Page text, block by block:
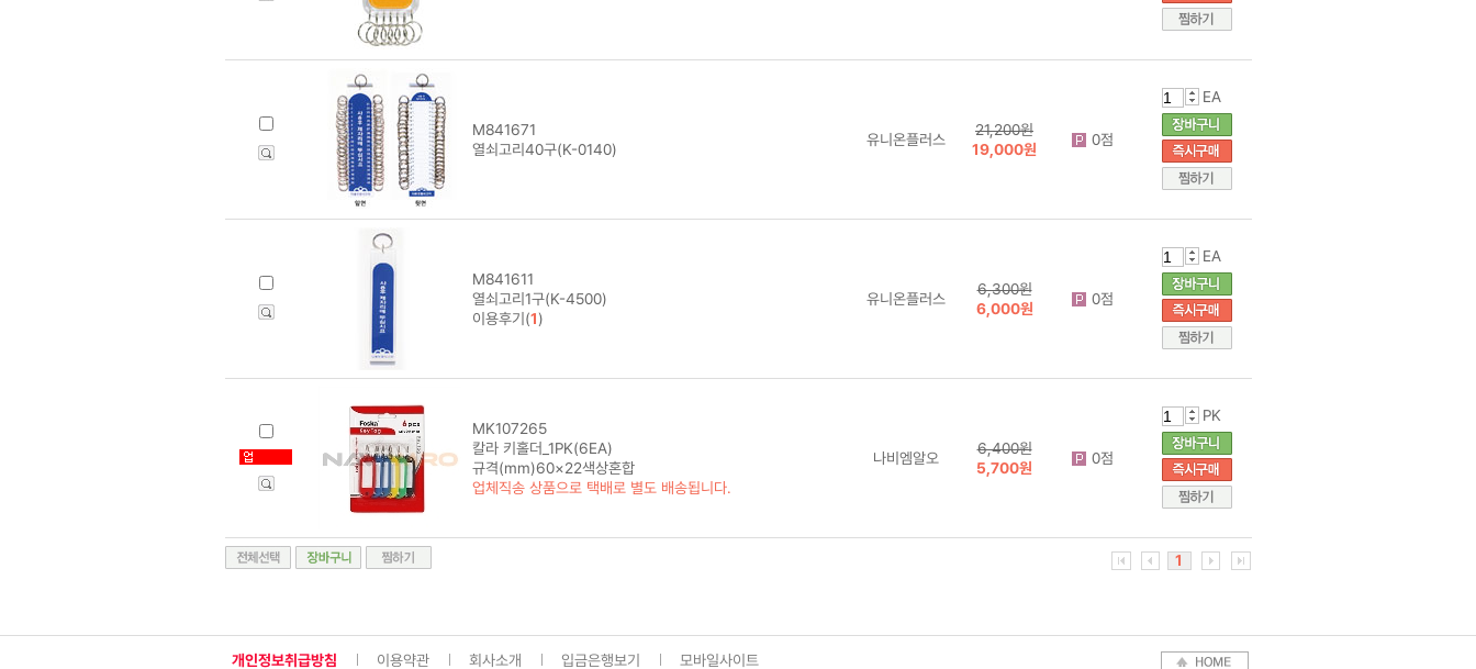
M841671
열쇠고리40구(K-0140)
유니온플러스
21,200원
19,000원
0점
EA
M841611
열쇠고리1구(K-4500)
이용후기(1)
유니온플러스
6,300원
6,000원
0점
EA
MK107265
칼라 키홀더_1PK(6EA)
규격(mm)60×22색상혼합
업체직송 상품으로 택배로 별도 배송됩니다.
나비엠알오
6,400원
5,700원
0점
PK
1
개인정보취급방침 이용약관 회사소개 입금은행보기 모바일사이트